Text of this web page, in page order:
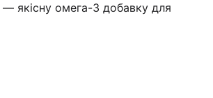
— якісну омега-3 добавку для